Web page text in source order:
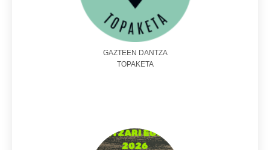
GAZTEEN DANTZA
TOPAKETA